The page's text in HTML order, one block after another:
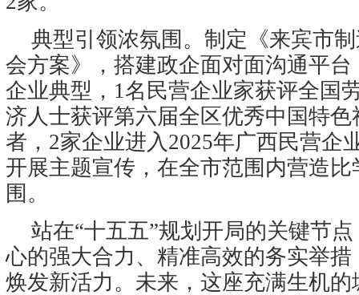
典型引领浓氛围。制定《来宾市
会方案》，搭建政企面对面沟通平
企业典型，1名民营企业家获评全国
济人士获评第六届全区优秀中国特
者，2家企业进入2025年广西民营企
开展主题宣传，在全市范围内营造
围。
站在“十五五”规划开局的关键节
心的强大合力、精准高效的务实举
焕发新活力。未来，这座充满生机